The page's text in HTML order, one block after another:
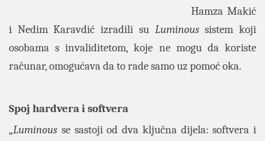
Hamza Makić
i Nedim Karavdić izradili su Luminoussistem koji
osobama s invaliditetom, koje ne mogu da koriste
računar, omogućava da to rade samo uz pomoć oka.
Spoj hardvera i softvera
„Luminous se sastoji od dva ključna dijela: softvera i